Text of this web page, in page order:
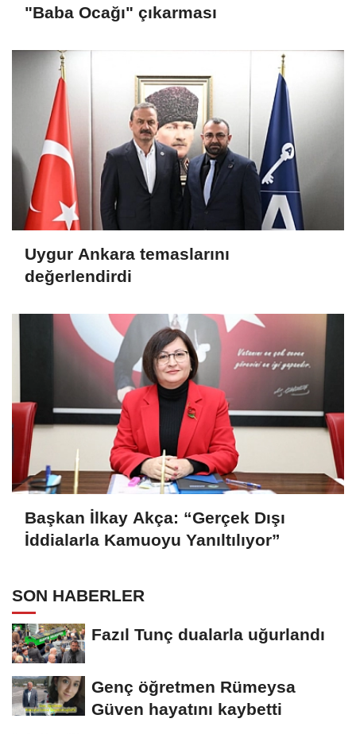
"Baba Ocağı" çıkarması
Uygur Ankara temaslarını
değerlendirdi
Başkan İlkay Akça: “Gerçek Dışı
İddialarla Kamuoyu Yanıltılıyor”
SON HABERLER
Fazıl Tunç dualarla uğurlandı
Genç öğretmen Rümeysa
Güven hayatını kaybetti